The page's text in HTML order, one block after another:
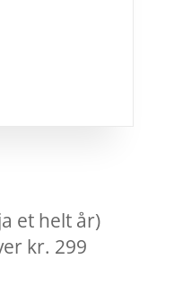
et helt år)
kr. 299